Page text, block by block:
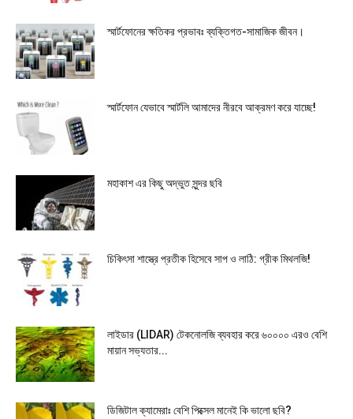
স্মার্টফোনের ক্ষতিকর প্রভাবঃ ব্যক্তিগত-সামাজিক জীবন।
স্মার্টফোন যেভাবে স্মার্টলি আমাদের নীরবে আক্রমণ করে যাচ্ছে!
মহাকাশ এর কিছু অদ্ভুত সুন্দর ছবি
চিকিৎসা শাস্ত্রে প্রতীক হিসেবে সাপ ও লাঠি: গ্রীক মিথলজি!
লাইডার (LIDAR) টেকনোলজি ব্যবহার করে ৬০০০০ এরও বেশি
মায়ান সভ্যতার...
ডিজিটাল ক্যামেরাঃ বেশি পিক্সেল মানেই কি ভালো ছবি?